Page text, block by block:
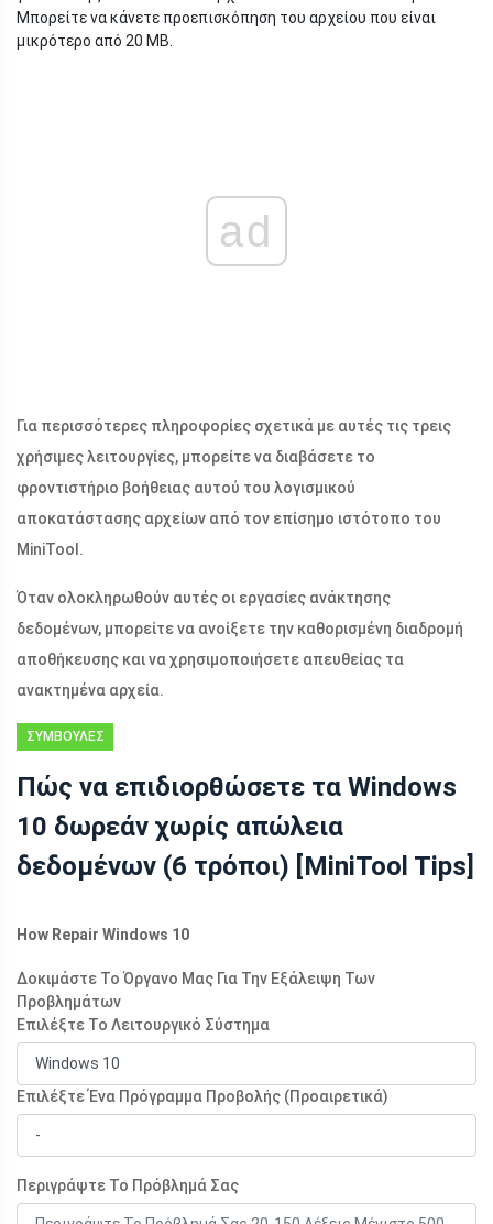
Μπορείτε να κάνετε προεπισκόπηση του αρχείου που είναι
μικρότερο από 20 MB.
ad
Για περισσότερες πληροφορίες σχετικά με αυτές τις τρεις
χρήσιμες λειτουργίες, μπορείτε να διαβάσετε το
φροντιστήριο βοήθειας αυτού του λογισμικού
αποκατάστασης αρχείων από τον επίσημο ιστότοπο του
MiniTool.
Όταν ολοκληρωθούν αυτές οι εργασίες ανάκτησης
δεδομένων, μπορείτε να ανοίξετε την καθορισμένη διαδρομή
αποθήκευσης και να χρησιμοποιήσετε απευθείας τα
ανακτημένα αρχεία.
ΣΥΜΒΟΥΛΈΣ
ΔΕΔΟΜΈΝΩΝ
Πώς να επιδιορθώσετε τα Windows
10 δωρεάν χωρίς απώλεια
δεδομένων (6 τρόποι) [MiniTool Tips]
How Repair Windows 10
Δοκιμάστε Το Όργανο Μας Για Την Εξάλειψη Των
Προβλημάτων
Επιλέξτε Το Λειτουργικό Σύστημα
Επιλέξτε Ένα Πρόγραμμα Προβολής (Προαιρετικά)
Περιγράψτε Το Πρόβλημά Σας